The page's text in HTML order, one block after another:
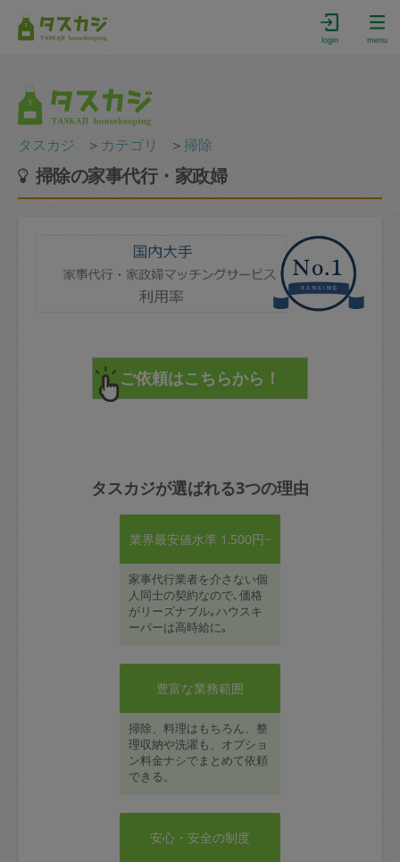
login menu
タスカジ ＞ カテゴリ ＞掃除
掃除の家事代行・家政婦
タスカジが選ばれる3つの理由
業界最安値水準 1,500円~
家事代行業者を介さない個
人同士の契約なので､価格
がリーズナブル｡ハウスキ
ーパーは高時給に｡
豊富な業務範囲
掃除、料理はもちろん、整
理収納や洗濯も、オプショ
ン料金ナシでまとめて依頼
できる。
安心・安全の制度